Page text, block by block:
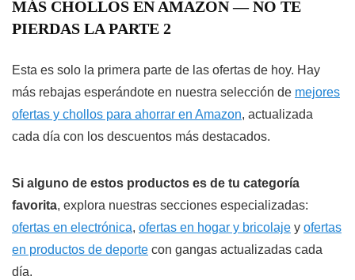
MÁS CHOLLOS EN AMAZON — NO TE
PIERDAS LA PARTE 2
Esta es solo la primera parte de las ofertas de hoy. Hay
más rebajas esperándote en nuestra selección de mejores
ofertas y chollos para ahorrar en Amazon, actualizada
cada día con los descuentos más destacados.
Si alguno de estos productos es de tu categoría
favorita, explora nuestras secciones especializadas:
ofertas en electrónica, ofertas en hogar y bricolaje y ofertas
en productos de deporte con gangas actualizadas cada
día.